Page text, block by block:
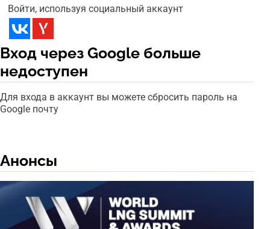
Войти, используя социальный аккаунт
Вход через Google больше
недоступен
Для входа в аккаунт вы можете сбросить пароль на
Google почту
Анонсы